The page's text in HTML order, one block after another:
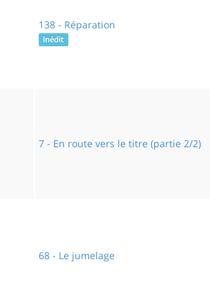
138 - Réparation
Inédit
7 - En route vers le titre (partie 2/2)
68 - Le jumelage